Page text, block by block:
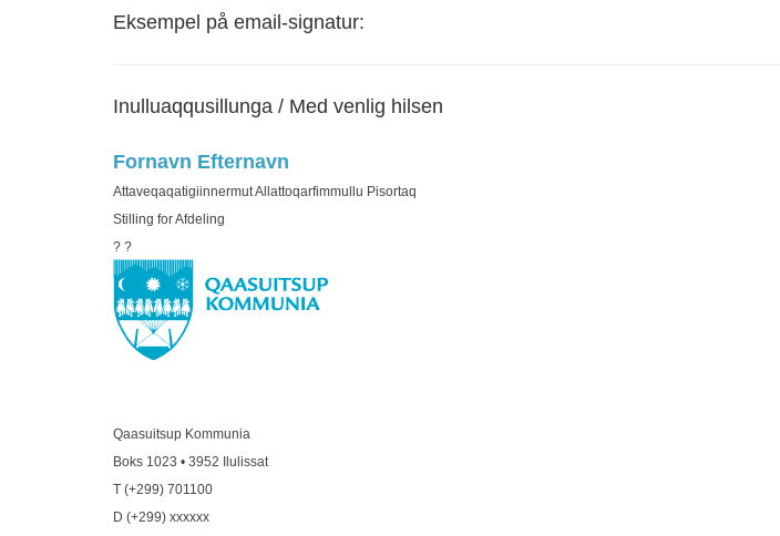
Eksempel på email-signatur:
Inulluaqqusillunga / Med venlig hilsen
Fornavn Efternavn
Attaveqaqatigiinnermut Allattoqarfimmullu Pisortaq
Stilling for Afdeling
? ?
Qaasuitsup Kommunia
Boks 1023 • 3952 Ilulissat
T (+299) 701100
D (+299) xxxxxx